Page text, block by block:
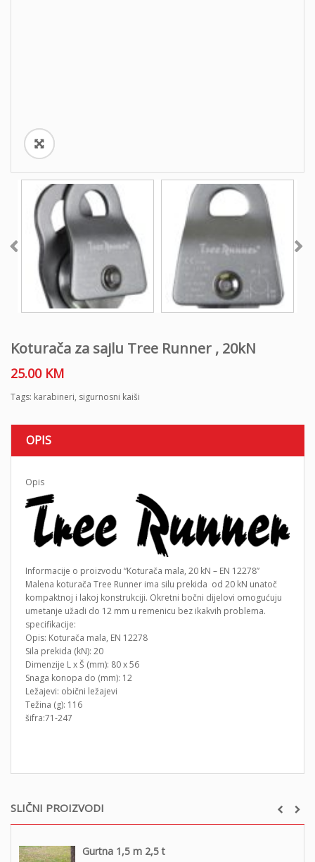
SLIČNI PROIZVODI
Gurtna 1,5 m 2,5 t
Koturača za sajlu Tree Runner , 20kN
25.00 KM
Tags: karabineri, sigurnosni kaiši
OPIS
Opis
Informacije o proizvodu “Koturača mala, 20 kN – EN 12278”
Malena koturača Tree Runner ima silu prekida od 20 kN unatoč
kompaktnoj i lakoj konstrukciji. Okretni bočni dijelovi omogućuju
umetanje užadi do 12 mm u remenicu bez ikakvih problema.
specifikacije:
Opis: Koturača mala, EN 12278
Sila prekida (kN): 20
Dimenzije L x Š (mm): 80 x 56
Snaga konopa do (mm): 12
Ležajevi: obični ležajevi
Težina (g): 116
šifra:71-247